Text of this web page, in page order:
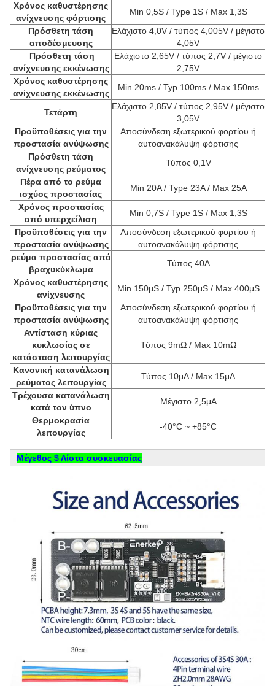
Χρόνος καθυστέρησης
ανίχνευσης φόρτισης
Min 0,5S / Type 1S / Max 1,3S
Πρόσθετη τάση
αποδέσμευσης
Ελάχιστο 4,0V / τύπος 4,005V / μέγιστο
4,05V
Πρόσθετη τάση
ανίχνευσης εκκένωσης
Ελάχιστο 2,65V / τύπος 2,7V / μέγιστο
2,75V
Χρόνος καθυστέρησης
ανίχνευσης εκκένωσης
Min 20ms / Typ 100ms / Max 150ms
Τετάρτη
Ελάχιστο 2,85V / τύπος 2,95V / μέγιστο
3,05V
Προϋποθέσεις για την
προστασία ανύψωσης
Αποσύνδεση εξωτερικού φορτίου ή
αυτοανακάλυψη φόρτισης
Πρόσθετη τάση
ανίχνευσης ρεύματος
Τύπος 0,1V
Πέρα από το ρεύμα
ισχύος προστασίας
Min 20A / Type 23A / Max 25A
Χρόνος προστασίας
από υπερχείλιση
Min 0,7S / Type 1S / Max 1,3S
Προϋποθέσεις για την
προστασία ανύψωσης
Αποσύνδεση εξωτερικού φορτίου ή
αυτοανακάλυψη φόρτισης
ρεύμα προστασίας από
βραχυκύκλωμα
Τύπος 40A
Χρόνος καθυστέρησης
ανίχνευσης
Min 150μS / Typ 250μS / Max 400μS
Προϋποθέσεις για την
προστασία ανύψωσης
Αποσύνδεση εξωτερικού φορτίου ή
αυτοανακάλυψη φόρτισης
Αντίσταση κύριας
κυκλωσίας σε
κατάσταση λειτουργίας
Τύπος 9mΩ / Max 10mΩ
Κανονική κατανάλωση
ρεύματος λειτουργίας
Τύπος 10μA / Max 15μA
Τρέχουσα κατανάλωση
κατά τον ύπνο
Μέγιστο 2,5μA
Θερμοκρασία
λειτουργίας
-40°C ~ +85°C
Μέγεθος $ Λίστα συσκευασίας